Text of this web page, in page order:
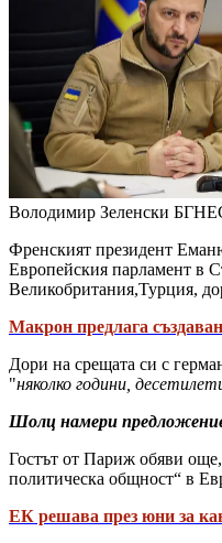
Володимир Зеленски
Френският президент
Европейския парламент в
Великобритания,Турция,
Макрон предлага
Дори на срещата си с
"няколко години,
Шолц намери
Гостът от Париж обяви
политическа общност“ в
ЕК решава през юни за